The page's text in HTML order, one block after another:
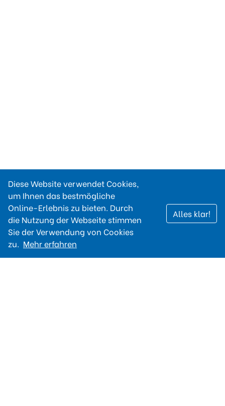
Diese Website verwendet Cookies,
um Ihnen das bestmögliche
Online-Erlebnis zu bieten. Durch
die Nutzung der Webseite stimmen
Sie der Verwendung von Cookies
zu. Mehr erfahren
Alles klar!